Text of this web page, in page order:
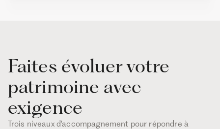
Faites évoluer votre
patrimoine avec
exigence
Trois niveaux d'accompagnement pour répondre à